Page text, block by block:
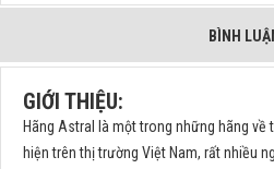
BÌNH
GIỚI THIỆU:
Hãng Astral là một trong những hãng về
hiện trên thị trường Việt Nam, rất nhiều